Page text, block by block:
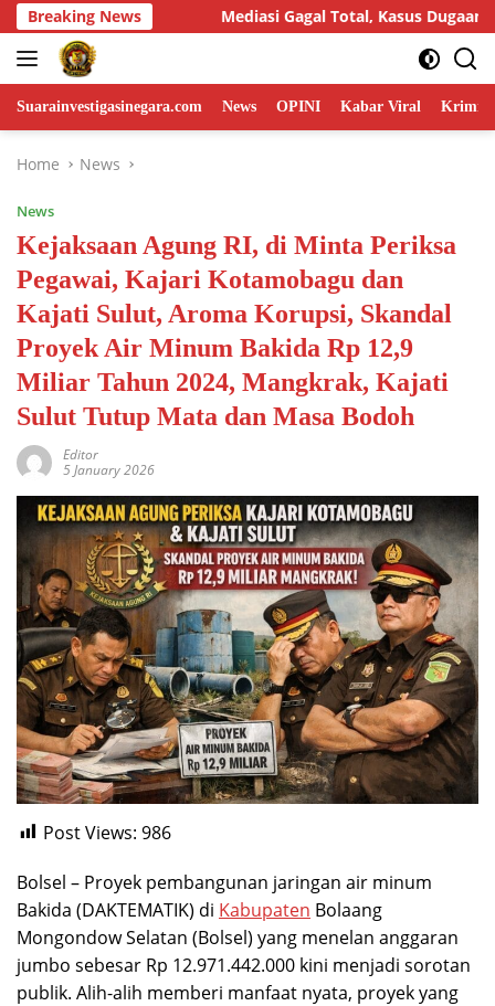
Skip
to
content
Breaking News
Gagal Total, Kasus Dugaan Penggelapan Honda HR-V Rp130
Suarainvestigasinegara.com News OPINI Kabar Viral
Home News
News
Kejaksaan Agung RI, di Minta Periksa
Pegawai, Kajari Kotamobagu dan
Kajati Sulut, Aroma Korupsi, Skandal
Proyek Air Minum Bakida Rp 12,9
Miliar Tahun 2024, Mangkrak, Kajati
Sulut Tutup Mata dan Masa Bodoh
Editor
5 January 2026
Post Views: 986
Bolsel – Proyek pembangunan jaringan air minum
Bakida (DAKTEMATIK) di Kabupaten Bolaang
Mongondow Selatan (Bolsel) yang menelan anggaran
jumbo sebesar Rp 12.971.442.000 kini menjadi sorotan
publik. Alih-alih memberi manfaat nyata, proyek yang